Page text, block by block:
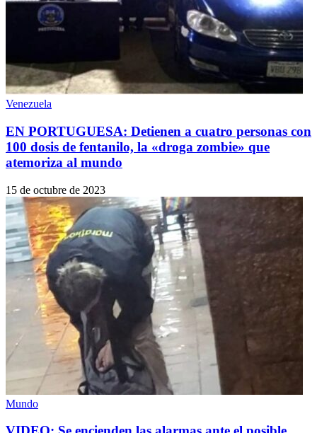
Venezuela
EN PORTUGUESA: Detienen a cuatro personas con
100 dosis de fentanilo, la «droga zombie» que
atemoriza al mundo
15 de octubre de 2023
Mundo